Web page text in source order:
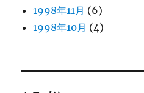
1998年11月 (6)
1998年10月 (4)